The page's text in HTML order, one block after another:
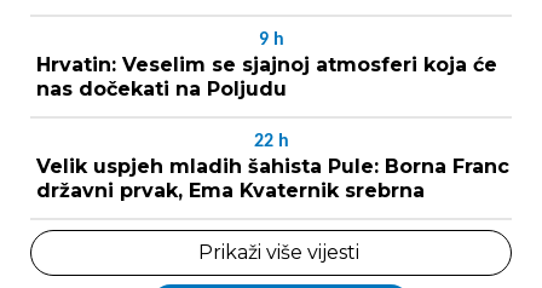
9 h
Hrvatin: Veselim se sjajnoj atmosferi koja će
nas dočekati na Poljudu
22 h
Velik uspjeh mladih šahista Pule: Borna Franc
državni prvak, Ema Kvaternik srebrna
Prikaži više vijesti